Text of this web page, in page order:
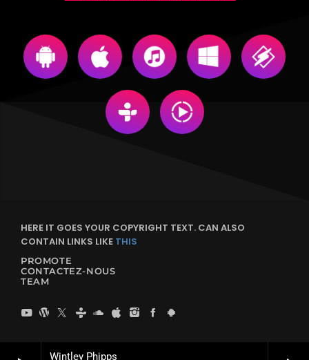
Wintley Phipps
HERE IT GOES YOUR COPYRIGHT TEXT. CAN ALSO
CONTAIN LINKS LIKE THIS
PROMOTE
CONTACTEZ-NOUS
TEAM